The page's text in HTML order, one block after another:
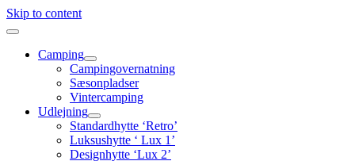
Skip to content
Camping
Campingovernatning
Sæsonpladser
Vintercamping
Udlejning
Standardhytte ‘Retro’
Luksushytte ‘ Lux 1’
Designhytte ‘Lux 2’